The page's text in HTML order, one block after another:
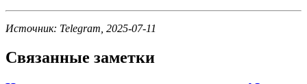
Источник: Telegram, 2025-07-11
Связанные заметки